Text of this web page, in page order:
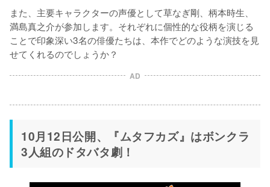
また、主要キャラクターの声優として草なぎ剛、柄本時生、
満島真之介が参加します。それぞれに個性的な役柄を演じる
ことで印象深い3名の俳優たちは、本作でどのような演技を見
せてくれるのでしょうか？
AD
10月12日公開、『ムタフカズ』はボンクラ
3人組のドタバタ劇！